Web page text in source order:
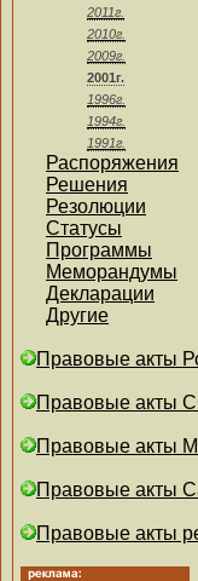
2011г.
2010г.
2009г.
2001г.
1996г.
1994г.
1991г.
Распоряжения
Решения
Резолюции
Статусы
Программы
Меморандумы
Декларации
Другие
Правовые акты
Правовые акты
Правовые акты
Правовые акты
Правовые акты